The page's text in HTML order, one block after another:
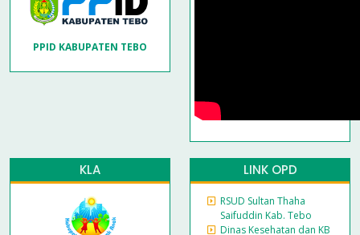
PPID KABUPATEN TEBO
KLA LINK OPD
RSUD Sultan Thaha
Saifuddin Kab. Tebo
Dinas Kesehatan dan KB